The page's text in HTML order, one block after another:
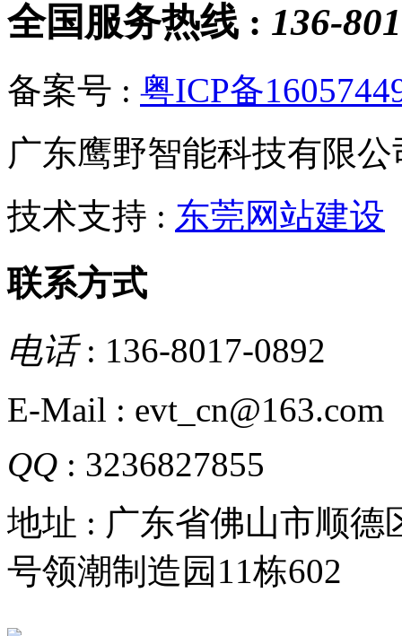
全国服务热线 : 136-
备案号 : 粤ICP备
广东鹰野智能科技有限
技术支持 : 东莞网站建设
联系方式
电话: 136-8017-0892
E-Mail : evt_cn@163.com
QQ : 3236827855
地址 : 广东省佛山市顺德
号领潮制造园11栋602